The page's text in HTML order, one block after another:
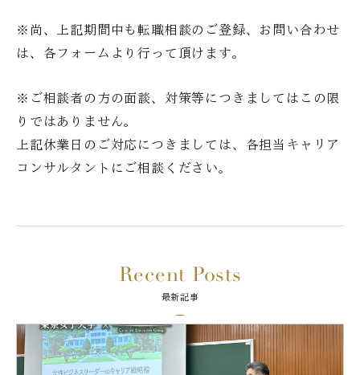
※尚、上記期間中も転職相談のご登録、お問い合わせ
は、各フォームより行って頂けます。
※ご相談者の方の面談、対策等につきましてはこの限
りではありません。
上記休業日のご対応につきましては、各担当キャリア
コンサルタントにご相談ください。
Recent Posts
最新記事